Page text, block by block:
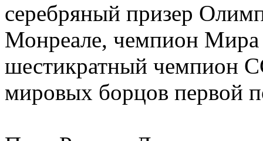
серебряный призер
Монреале, чемпион
шестикратный чемпион
мировых борцов первой